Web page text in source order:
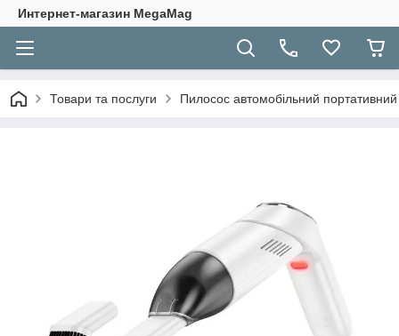
Интернет-магазин MegaMag
Товари та послуги Пилосос автомобільний